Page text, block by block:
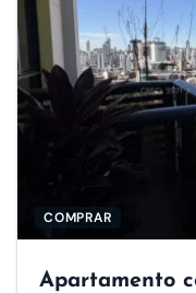
COMPRAR
Apartamento